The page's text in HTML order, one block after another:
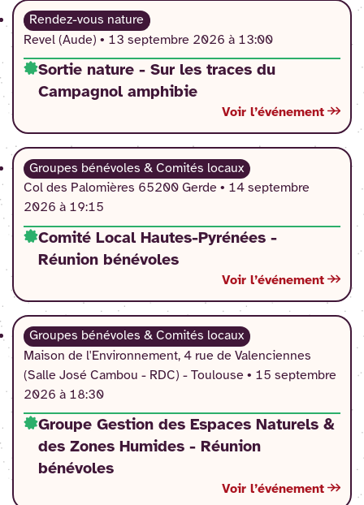
Rendez-vous nature
Revel (Aude) • 13 septembre 2026 à 13:00
Sortie nature - Sur les traces du
Campagnol amphibie
Voir l’événement
Groupes bénévoles & Comités locaux
Col des Palomières 65200 Gerde • 14 septembre
2026 à 19:15
Comité Local Hautes-Pyrénées -
Réunion bénévoles
Voir l’événement
Groupes bénévoles & Comités locaux
Maison de l'Environnement, 4 rue de Valenciennes
(Salle José Cambou - RDC) - Toulouse • 15 septembre
2026 à 18:30
Groupe Gestion des Espaces Naturels &
des Zones Humides - Réunion
bénévoles
Voir l’événement